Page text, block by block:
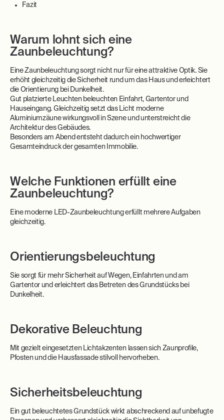
Fazit
Warum lohnt sich eine
Zaunbeleuchtung?
Eine Zaunbeleuchtung sorgt nicht nur für eine attraktive Optik. Sie
erhöht gleichzeitig die Sicherheit rund um das Haus und erleichtert
die Orientierung bei Dunkelheit.
Gut platzierte Leuchten beleuchten Einfahrt, Gartentor und
Hauseingang. Gleichzeitig setzt das Licht moderne
Aluminiumzäune wirkungsvoll in Szene und unterstreicht die
Architektur des Gebäudes.
Besonders am Abend entsteht dadurch ein hochwertiger
Gesamteindruck der gesamten Immobilie.
Welche Funktionen erfüllt eine
Zaunbeleuchtung?
Eine moderne LED-Zaunbeleuchtung erfüllt mehrere Aufgaben
gleichzeitig.
Orientierungsbeleuchtung
Sie sorgt für mehr Sicherheit auf Wegen, Einfahrten und am
Gartentor und erleichtert das Betreten des Grundstücks bei
Dunkelheit.
Dekorative Beleuchtung
Mit gezielt eingesetzten Lichtakzenten lassen sich Zaunprofile,
Pfosten und die Hausfassade stilvoll hervorheben.
Sicherheitsbeleuchtung
Ein gut beleuchtetes Grundstück wirkt abschreckend auf unbefugte